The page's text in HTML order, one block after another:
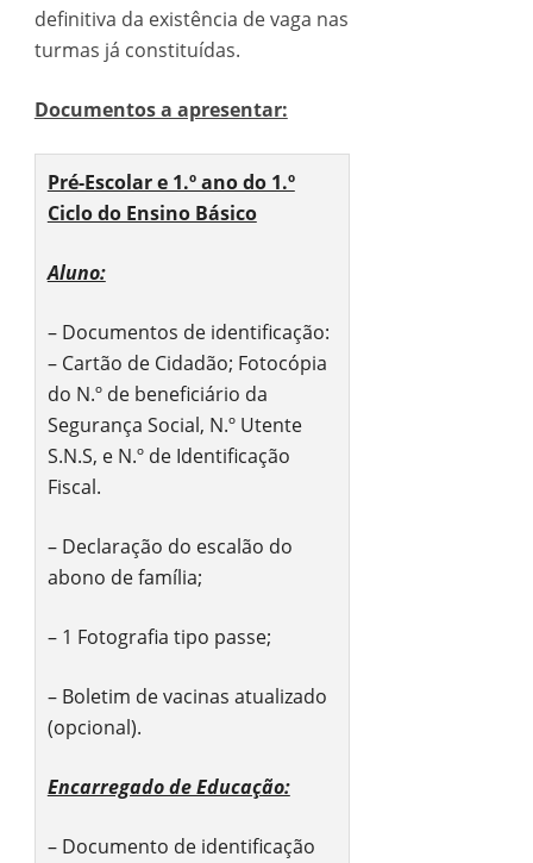
definitiva da existência de vaga nas
turmas já constituídas.
Documentos a apresentar:
Pré-Escolar e 1.º ano do 1.º
Ciclo do Ensino Básico
Aluno:
– Documentos de identificação:
– Cartão de Cidadão; Fotocópia
do N.º de beneficiário da
Segurança Social, N.º Utente
S.N.S, e N.º de Identificação
Fiscal.
– Declaração do escalão do
abono de família;
– 1 Fotografia tipo passe;
– Boletim de vacinas atualizado
(opcional).
Encarregado de Educação:
– Documento de identificação